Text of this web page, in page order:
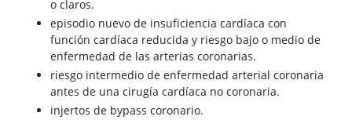
o claros.
episodio nuevo de insuficiencia cardíaca con
función cardíaca reducida y riesgo bajo o medio de
enfermedad de las arterias coronarias.
riesgo intermedio de enfermedad arterial coronaria
antes de una cirugía cardíaca no coronaria.
injertos de bypass coronario.